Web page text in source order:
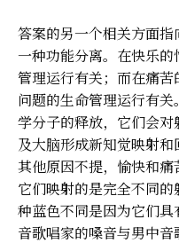
答案的另一个相关方面
一种功能分离。在快乐
管理运行有关；而在痛
问题的生命管理运行有
学分子的释放，它们会
及大脑形成新知觉映射
其他原因不提，愉快和
它们映射的是完全不同
种蓝色不同是因为它们
音歌唱家的嗓音与男中